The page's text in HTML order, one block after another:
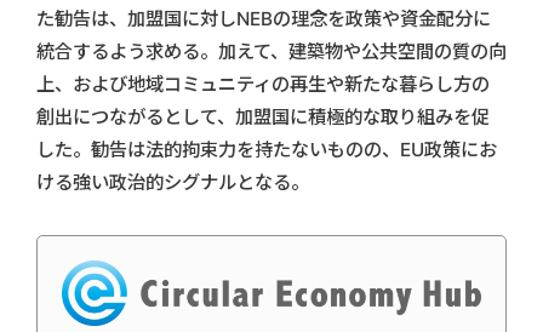
た勧告は、加盟国に対しNEBの理念を政策や資金配分に
統合するよう求める。加えて、建築物や公共空間の質の向
上、および地域コミュニティの再生や新たな暮らし方の
創出につながるとして、加盟国に積極的な取り組みを促
した。勧告は法的拘束力を持たないものの、EU政策にお
ける強い政治的シグナルとなる。